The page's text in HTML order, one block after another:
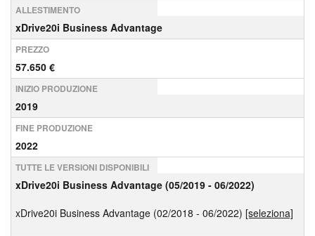
ALLESTIMENTO
xDrive20i Business Advantage
PREZZO
57.650 €
INIZIO PRODUZIONE
2019
FINE PRODUZIONE
2022
TUTTE LE VERSIONI DISPONIBILI
xDrive20i Business Advantage (05/2019 - 06/2022)
xDrive20i Business Advantage (02/2018 - 06/2022) [seleziona]